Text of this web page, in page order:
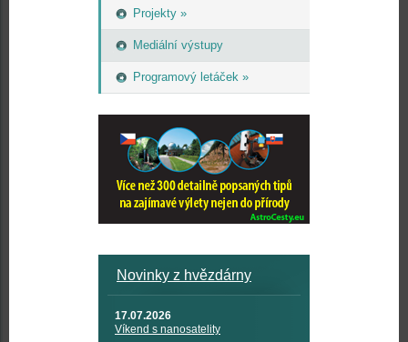
Projekty »
Mediální výstupy
Programový letáček »
Novinky z hvězdárny
17.07.2026
Víkend s nanosatelity